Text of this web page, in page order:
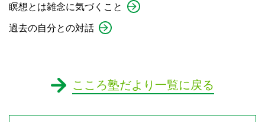
瞑想とは雑念に気づくこと
過去の自分との対話
こころ塾だより一覧に戻る